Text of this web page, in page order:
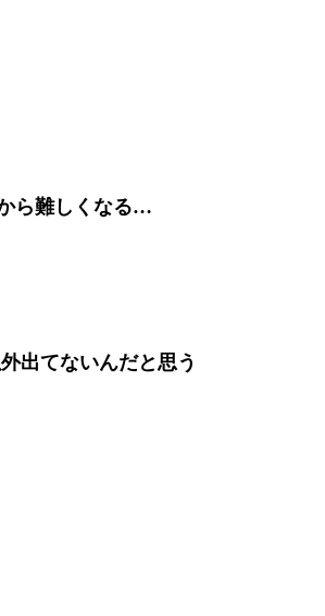
ら難しくなる…
出てないんだと思う